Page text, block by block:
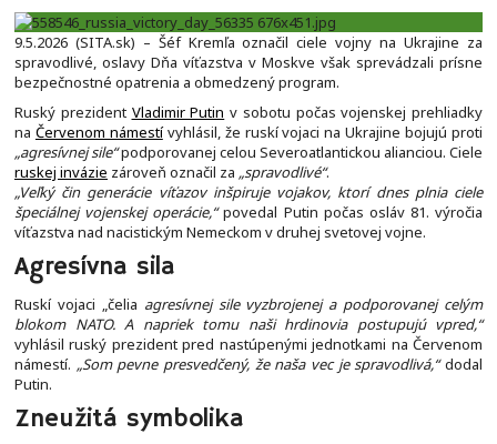
9.5.2026 (SITA.sk) – Šéf Kremľa označil ciele vojny na Ukrajine za
spravodlivé, oslavy Dňa víťazstva v Moskve však sprevádzali prísne
bezpečnostné opatrenia a obmedzený program.
Ruský prezident Vladimir Putin v sobotu počas vojenskej prehliadky
na Červenom námestívyhlásil, že ruskí vojaci na Ukrajine bojujú proti
„agresívnej sile“podporovanej celou Severoatlantickou alianciou. Ciele
ruskej invázie zároveň označil za „spravodlivé“.
„Veľký čin generácie víťazov inšpiruje vojakov, ktorí dnes plnia ciele
špeciálnej vojenskej operácie,“povedal Putin počas osláv 81. výročia
víťazstva nad nacistickým Nemeckom v druhej svetovej vojne.
Agresívna sila
Ruskí vojaci „čelia agresívnej sile vyzbrojenej a podporovanej celým
blokom NATO. A napriek tomu naši hrdinovia postupujú vpred,“
vyhlásil ruský prezident pred nastúpenými jednotkami na Červenom
námestí. „Som pevne presvedčený, že naša vec je spravodlivá,“dodal
Putin.
Zneužitá symbolika